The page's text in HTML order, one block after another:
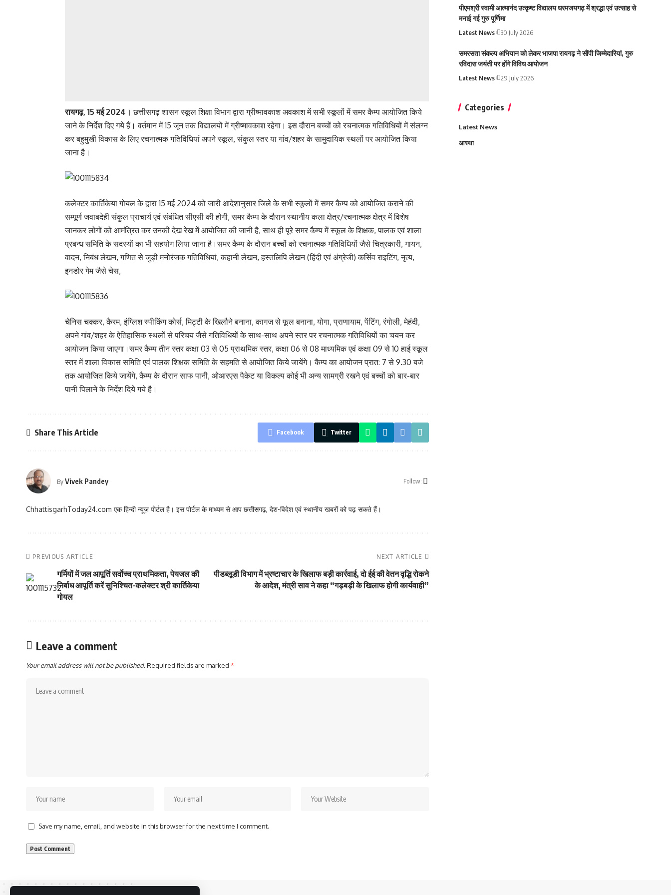
रायगढ़, 15 मई 2024। छत्तीसगढ़ शासन स्कूल शिक्षा विभाग द्वारा ग्रीष्मावकाश अवकाश में सभी स्कूलों में समर कैम्प आयोजित किये
जाने के निर्देश दिए गये हैं। वर्तमान में 15 जून तक विद्यालयों में ग्रीष्मावकाश रहेगा। इस दौरान बच्चों को रचनात्मक गतिविधियों में संलग्न
कर बहुमुखी विकास के लिए रचनात्मक गतिविधियां अपने स्कूल, संकुल स्तर या गांव/शहर के सामुदायिक स्थलों पर आयोजित किया
जाना है।
कलेक्टर कार्तिकेया गोयल के द्वारा 15 मई 2024 को जारी आदेशानुसार जिले के सभी स्कूलों में समर कैम्प को आयोजित कराने की
सम्पूर्ण जवाबदेही संकुल प्राचार्य एवं संबंधित सीएसी की होगी, समर कैम्प के दौरान स्थानीय कला क्षेत्र/रचनात्मक क्षेत्र में विशेष
जानकर लोगों को आमंत्रित कर उनकी देख रेख में आयोजित की जानी है, साथ ही पूरे समर कैम्प में स्कूल के शिक्षक, पालक एवं शाला
प्रबन्ध समिति के सदस्यों का भी सहयोग लिया जाना है।समर कैम्प के दौरान बच्चों को रचनात्मक गतिविधियों जैसे चित्रकारी, गायन,
वादन, निबंध लेखन, गणित से जुड़ी मनोरंजक गतिविधियां, कहानी लेखन, हस्तलिपि लेखन (हिंदी एवं अंग्रेजी) कर्सिव राइटिंग, नृत्य,
इनडोर गेम जैसे चेस,
चेनिस चक्कर, कैरम, इंग्लिश स्पीकिंग कोर्स, मिट्टी के खिलौने बनाना, कागज से फूल बनाना, योगा, प्राणायाम, पेंटिंग, रंगोली, मेहंदी,
अपने गांव/शहर के ऐतिहासिक स्थलों से परिचय जैसे गतिविधियों के साथ-साथ अपने स्तर पर रचनात्मक गतिविधियों का चयन कर
आयोजन किया जाएगा।समर कैम्प तीन स्तर कक्षा 03 से 05 प्राथमिक स्तर, कक्षा 06 से 08 माध्यमिक एवं कक्षा 09 से 10 हाई स्कूल
स्तर में शाला विकास समिति एवं पालक शिक्षक समिति के सहमति से आयोजित किये जायेंगे। कैम्प का आयोजन प्रात: 7 से 9.30 बजे
तक आयोजित किये जायेंगे, कैम्प के दौरान साफ पानी, ओआरएस पैकेट या विकल्प कोई भी अन्य सामग्री रखने एवं बच्चों को बार-बार
पानी पिलाने के निर्देश दिये गये है।
Share This Article Facebook Twitter
ByVivek Pandey Follow:
ChhattisgarhToday24.com एक हिन्दी न्यूज़ पोर्टल है। इस पोर्टल के माध्यम से आप छत्तीसगढ़, देश-विदेश एवं स्थानीय खबरों को पढ़ सकते हैं।
PREVIOUS ARTICLE
गर्मियों में जल आपूर्ति सर्वोच्च प्राथमिकता, पेयजल की
निर्बाध आपूर्ति करें सुनिश्चित-कलेक्टर श्री कार्तिकेया
गोयल
NEXT ARTICLE
पीडब्लूडी विभाग में भ्रष्टाचार के खिलाफ बड़ी कार्रवाई, दो ईई की वेतन वृद्धि रोकने
के आदेश, मंत्री साव ने कहा “गड़बड़ी के खिलाफ होगी कार्यवाही”
Leave a comment
Your email address will not be published.Required fields are marked *
Save my name, email, and website in this browser for the next time I comment.
पीएमश्री स्वामी आत्मानंद उत्कृष्ट विद्यालय धरमजयगढ़ में श्रद्धा एवं उत्साह से
मनाई गई गुरु पूर्णिमा
Latest News 30 July 2026
समरसता संकल्प अभियान को लेकर भाजपा रायगढ़ ने सौंपी जिम्मेदारियां, गुरु
रविदास जयंती पर होंगे विविध आयोजन
Latest News 29 July 2026
Categories
Latest News
आस्था